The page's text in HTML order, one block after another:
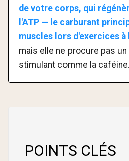
de votre corps, qui
l'ATP — le carburant
muscles lors d'exercices
mais elle ne procure pas
stimulant comme la caféine.
POINTS CLÉS